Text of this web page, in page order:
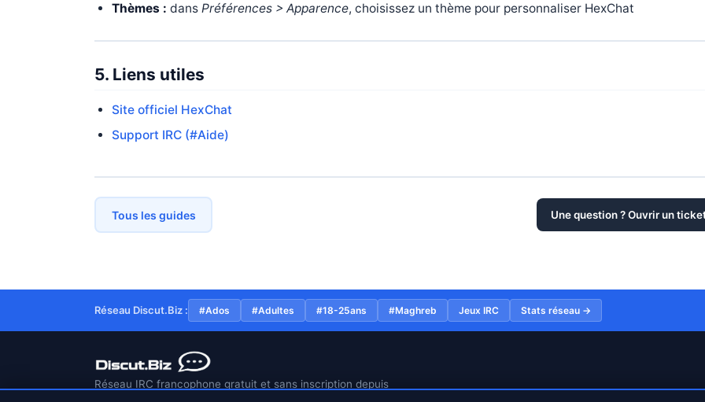
Thèmes : dans Préférences > Apparence, choisissez un thème pour personnaliser HexChat
5. Liens utiles
Site officiel HexChat
Support IRC (#Aide)
Tous les guides Une question ? Ouvrir un
Réseau Discut.Biz : #Ados #Adultes #18-25ans #Maghreb Jeux IRC Stats réseau →
Réseau IRC francophone gratuit et sans inscription depuis